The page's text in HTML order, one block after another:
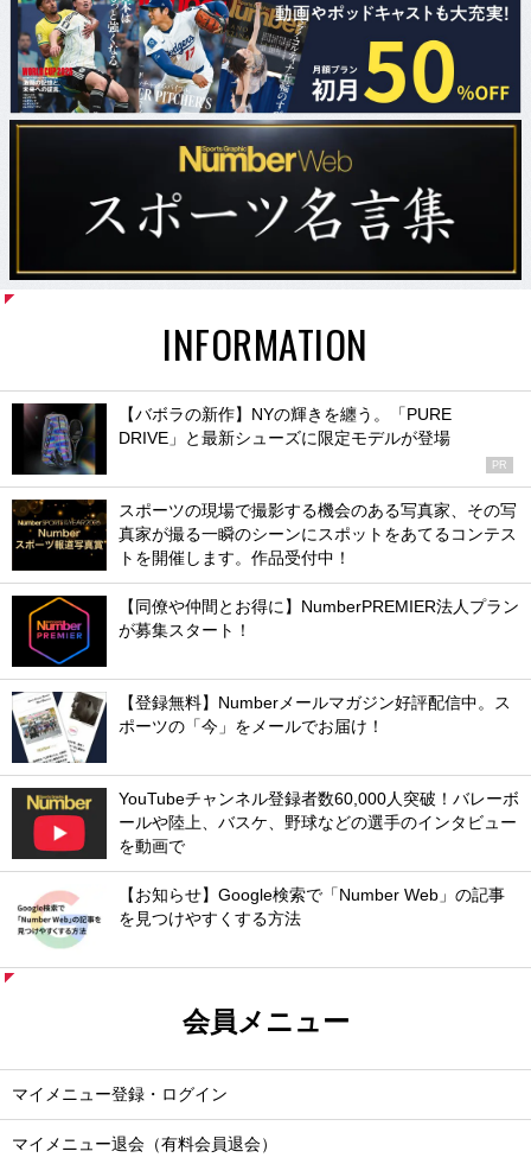
INFORMATION
【バボラの新作】NYの輝きを纏う。「PURE
DRIVE」と最新シューズに限定モデルが登場
PR
スポーツの現場で撮影する機会のある写真家、その写
真家が撮る一瞬のシーンにスポットをあてるコンテス
トを開催します。作品受付中！
【同僚や仲間とお得に】NumberPREMIER法人プラン
が募集スタート！
【登録無料】Numberメールマガジン好評配信中。ス
ポーツの「今」をメールでお届け！
YouTubeチャンネル登録者数60,000人突破！バレーボ
ールや陸上、バスケ、野球などの選手のインタビュー
を動画で
【お知らせ】Google検索で「Number Web」の記事
を見つけやすくする方法
会員メニュー
マイメニュー登録・ログイン
マイメニュー退会（有料会員退会）